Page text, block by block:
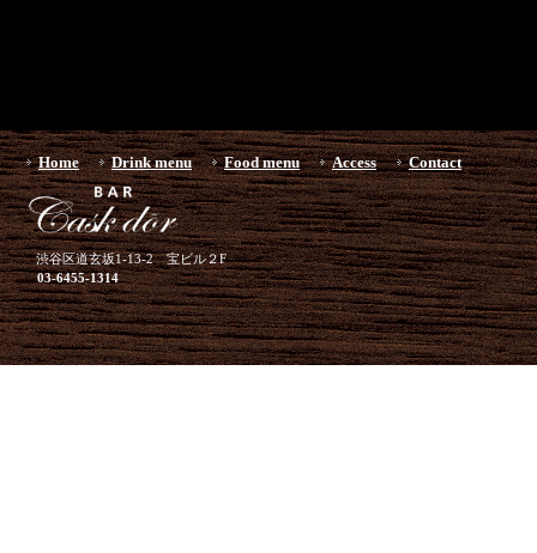
Home Drink menu Food menu Access Contact
渋谷区道玄坂1-13-2 宝ビル２F
03-6455-1314